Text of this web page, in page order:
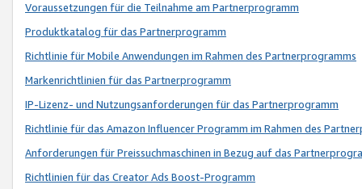
Voraussetzungen für die Teilnahme am Partnerprogramm
Produktkatalog für das Partnerprogramm
Richtlinie für Mobile Anwendungen im Rahmen des Partnerprogramms
Markenrichtlinien für das Partnerprogramm
IP-Lizenz- und Nutzungsanforderungen für das Partnerprogramm
Richtlinie für das Amazon Influencer Programm im Rahmen des
Anforderungen für Preissuchmaschinen in Bezug auf das
Richtlinien für das Creator Ads Boost-Programm